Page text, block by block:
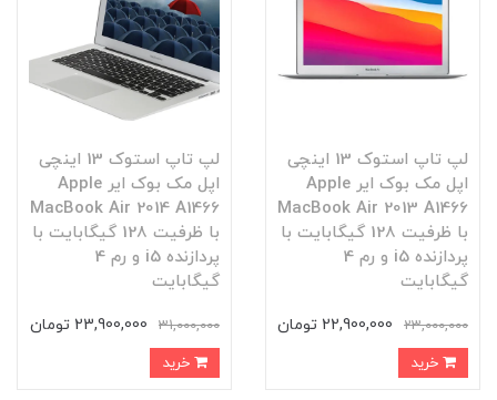
لپ تاپ استوک 13 اینچی
اپل مک بوک ایر Apple
MacBook Air 2013 A1466
با ظرفیت 128 گیگابایت با
پردازنده i5 و رم 4
گیگابایت
23,000,000 22,900,000 تومان
لپ تاپ استوک 13 اینچی
اپل مک بوک ایر Apple
MacBook Air 2014 A1466
با ظرفیت 128 گیگابایت با
پردازنده i5 و رم 4
گیگابایت
31,000,000 23,900,000 تومان